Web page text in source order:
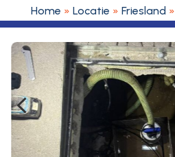
Home » Locatie » Friesland »
4